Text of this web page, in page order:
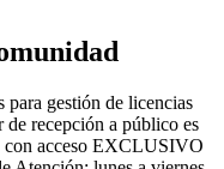
para gestión de licencias
recepción a público es
con acceso EXCLUSIVO